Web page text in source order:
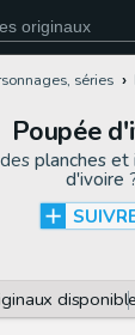
séries
Poupée
planches
d'ivoire